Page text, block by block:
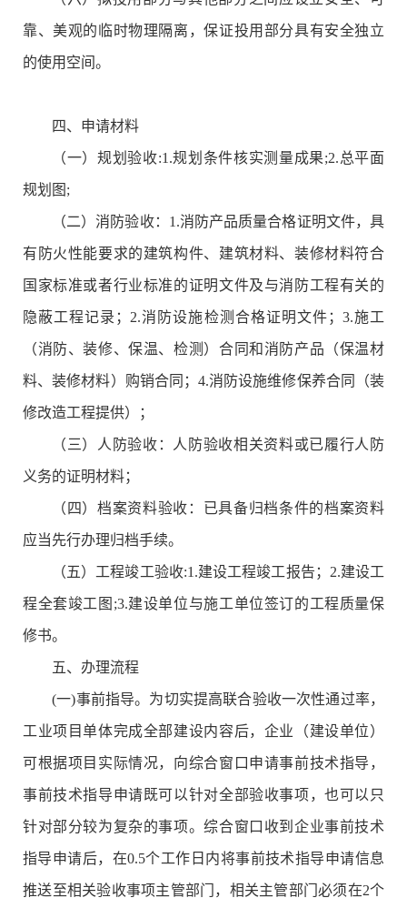
靠、美观的临时物理隔离，保证投用部分具有安全独立
的使用空间。
四、申请材料
（一）规划验收:1.规划条件核实测量成果;2.总平面
规划图;
（二）消防验收：1.消防产品质量合格证明文件，具
有防火性能要求的建筑构件、建筑材料、装修材料符合
国家标准或者行业标准的证明文件及与消防工程有关的
隐蔽工程记录；2.消防设施检测合格证明文件；3.施工
（消防、装修、保温、检测）合同和消防产品（保温材
料、装修材料）购销合同；4.消防设施维修保养合同（装
修改造工程提供）；
（三）人防验收：人防验收相关资料或已履行人防
义务的证明材料；
（四）档案资料验收：已具备归档条件的档案资料
应当先行办理归档手续。
（五）工程竣工验收:1.建设工程竣工报告；2.建设工
程全套竣工图;3.建设单位与施工单位签订的工程质量保
修书。
五、办理流程
(一)事前指导。为切实提高联合验收一次性通过率，
工业项目单体完成全部建设内容后，企业（建设单位）
可根据项目实际情况，向综合窗口申请事前技术指导，
事前技术指导申请既可以针对全部验收事项，也可以只
针对部分较为复杂的事项。综合窗口收到企业事前技术
指导申请后，在0.5个工作日内将事前技术指导申请信息
推送至相关验收事项主管部门，相关主管部门必须在2个